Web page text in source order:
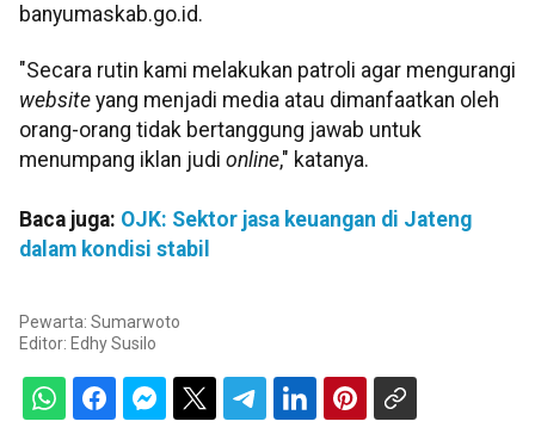
banyumaskab.go.id.
"Secara rutin kami melakukan patroli agar mengurangi
website yang menjadi media atau dimanfaatkan oleh
orang-orang tidak bertanggung jawab untuk
menumpang iklan judi online," katanya.
Baca juga: OJK: Sektor jasa keuangan di Jateng
dalam kondisi stabil
Pewarta: Sumarwoto
Editor: Edhy Susilo